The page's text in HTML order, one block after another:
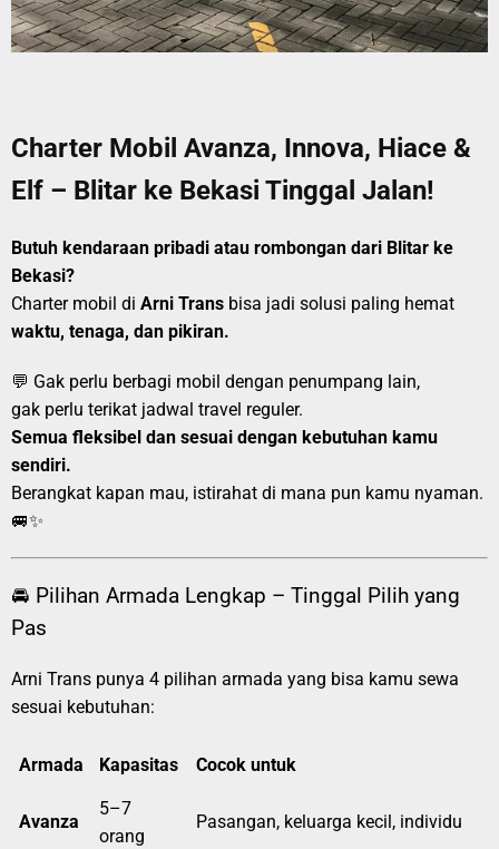
Charter Mobil Avanza, Innova, Hiace &
Elf – Blitar ke Bekasi Tinggal Jalan!
Butuh kendaraan pribadi atau rombongan dari Blitar ke
Bekasi?
Charter mobil di Arni Trans bisa jadi solusi paling hemat
waktu, tenaga, dan pikiran.
💬 Gak perlu berbagi mobil dengan penumpang lain,
gak perlu terikat jadwal travel reguler.
Semua fleksibel dan sesuai dengan kebutuhan kamu
sendiri.
Berangkat kapan mau, istirahat di mana pun kamu nyaman.
🚐✨
🚘 Pilihan Armada Lengkap – Tinggal Pilih yang
Pas
Arni Trans punya 4 pilihan armada yang bisa kamu sewa
sesuai kebutuhan:
Armada Kapasitas Cocok untuk
Avanza
5–7
orang
Pasangan, keluarga kecil, individu